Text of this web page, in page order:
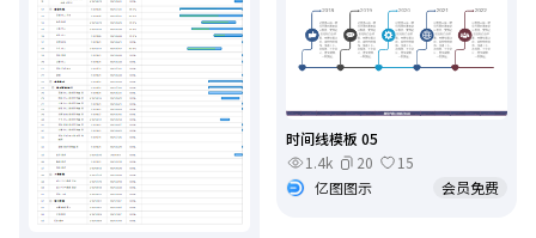
时间线模板 05
1.4k
20
15
亿图图示
会员免费